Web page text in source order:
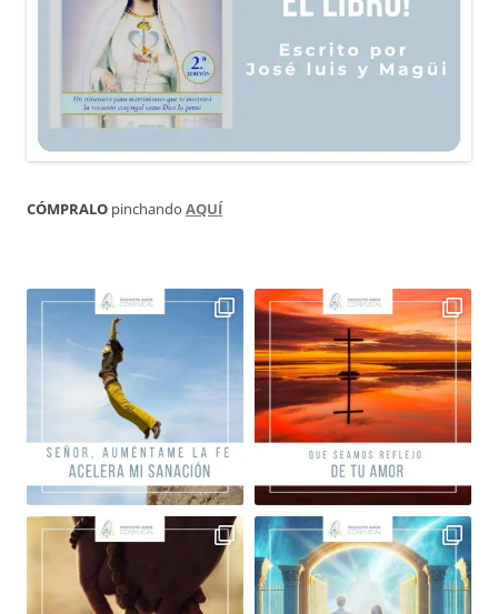
CÓMPRALO pinchando AQUÍ